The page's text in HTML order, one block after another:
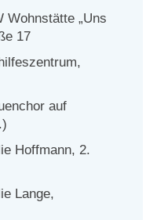
(Уккермарк)
Wohnstätte „Uns
17
auf
Hoffmann, 2.
Lange,